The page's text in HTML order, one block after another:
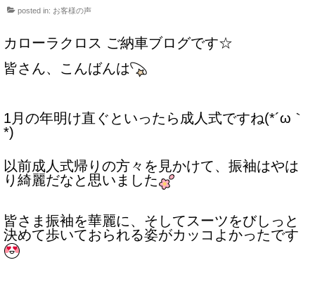
サービス・保証
買取のご案内
店舗情報
トップメッセージ
スタッフ紹介
ブログ
posted in: お客様の声
カローラクロス ご納車ブログです☆
皆さん、こんばんは
1月の年明け直ぐといったら成人式ですね(*´ω｀
*)
以前成人式帰りの方々を見かけて、振袖はやは
り綺麗だなと思いました
皆さま振袖を華麗に、そしてスーツをびしっと
決めて歩いておられる姿がカッコよかったです